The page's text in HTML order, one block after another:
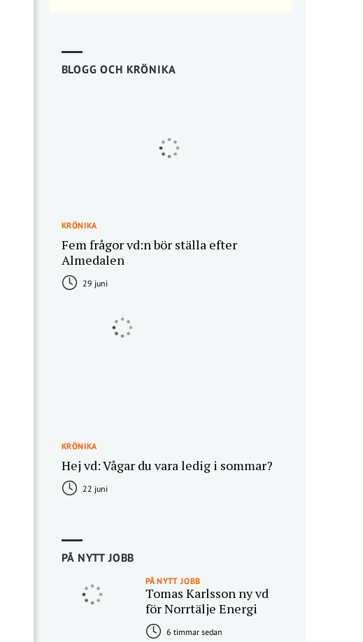
BLOGG OCH KRÖNIKA
KRÖNIKA
Fem frågor vd:n bör ställa efter
Almedalen
29 juni
KRÖNIKA
Hej vd: Vågar du vara ledig i sommar?
22 juni
PÅ NYTT JOBB
PÅ NYTT JOBB
Tomas Karlsson ny vd
för Norrtälje Energi
6 timmar sedan